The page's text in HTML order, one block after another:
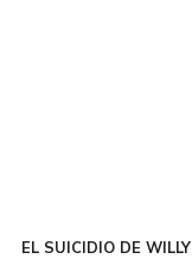
EL SUICIDIO DE WILLY